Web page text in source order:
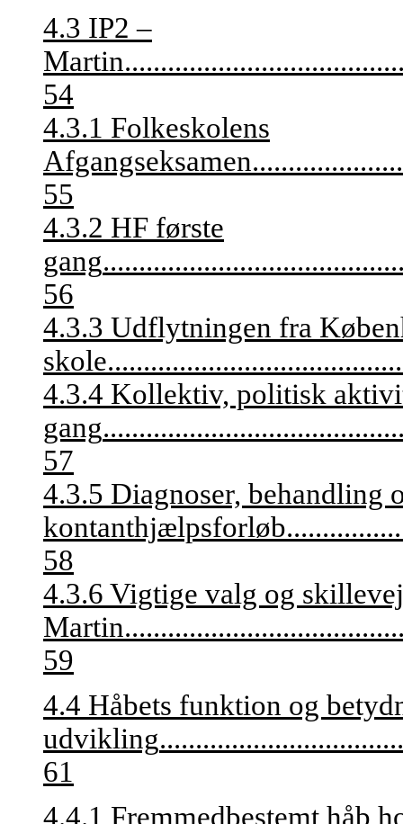
4.3 IP2 –
Martin
54
4.3.1 Folkeskolens
Afgangseksamen
55
4.3.2 HF første
gang
56
4.3.3 Udflytningen fra
skole
4.3.4 Kollektiv, politisk
gang
57
4.3.5 Diagnoser, behandling
kontanthjælpsforløb
58
4.3.6 Vigtige valg og
Martin
59
4.4 Håbets funktion og
udvikling
61
4.4.1 Fremmedbestemt håb